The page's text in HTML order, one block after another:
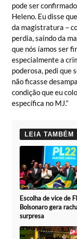
pode ser
Heleno. Eu disse
da magistratura –
perdia, saindo da
que nós íamos ser
especialmente a
poderosa, pedi que
não ficasse
condição que eu
específica no MJ.”
LEIA TAMBÉM
Escolha de vice de
Bolsonaro gera
surpresa